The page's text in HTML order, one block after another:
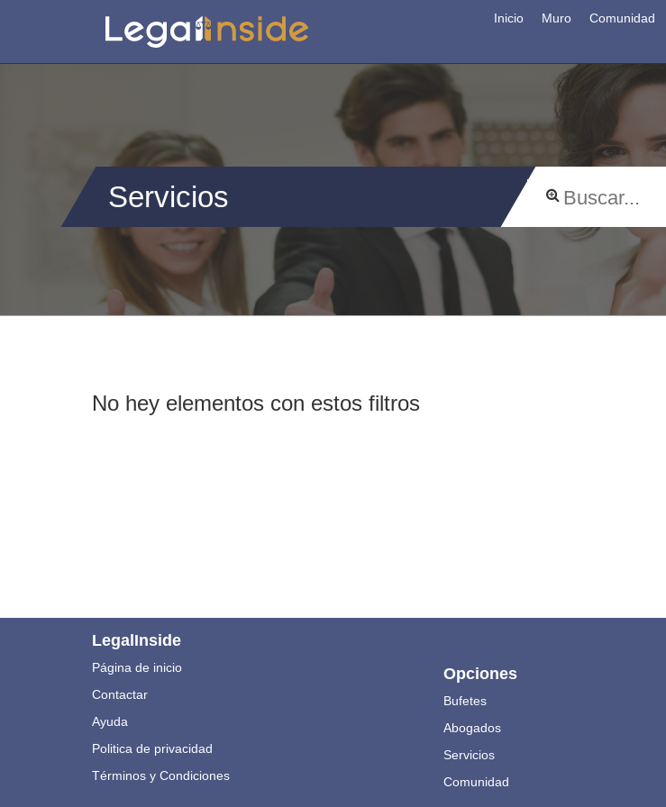
Inicio Muro Comunidad
Servicios
No hey elementos con estos filtros
LegalInside
Página de inicio
Contactar
Ayuda
Politica de privacidad
Términos y Condiciones
Opciones
Bufetes
Abogados
Servicios
Comunidad